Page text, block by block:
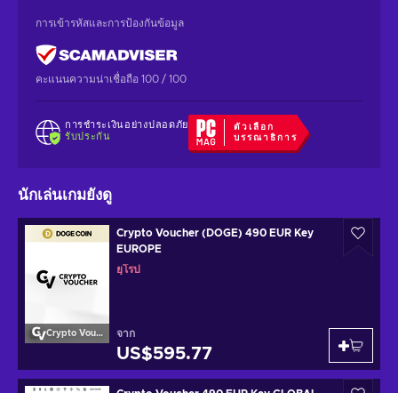
การเข้ารหัสและการป้องกันข้อมูล
คะแนนความน่าเชื่อถือ 100 / 100
การชำระเงินอย่างปลอดภัย
รับประกัน
ตัวเลือก
บรรณาธิการ
นักเล่นเกมยังดู
Crypto Voucher
Crypto Voucher (DOGE) 490 EUR Key
EUROPE
ยุโรป
จาก
US$595.77